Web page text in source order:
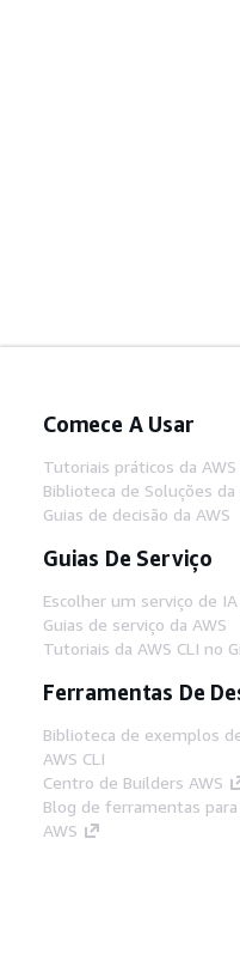
Comece A Usar
Tutoriais práticos da AWS
Biblioteca de Soluções da
Guias de decisão da AWS
Guias De Serviço
Escolher um serviço de
Guias de serviço da AWS
Tutoriais da AWS CLI no
Ferramentas De
Biblioteca de exemplos
AWS CLI
Centro de Builders AWS
Blog de ferramentas
AWS